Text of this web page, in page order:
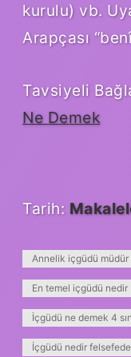
kurulu) vb.
Arapçası
Tavsiyeli
Ne Demek
Tarih:
Annelik içgüdü müdür
En temel içgüdü nedir
İçgüdü ne demek 4
İçgüdü nedir felsefede